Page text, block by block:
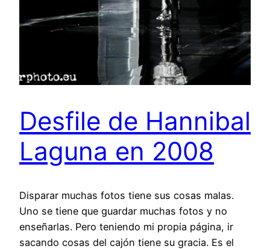
Desfile de Hannibal
Laguna en 2008
Disparar muchas fotos tiene sus cosas malas.
Uno se tiene que guardar muchas fotos y no
enseñarlas. Pero teniendo mi propia página, ir
sacando cosas del cajón tiene su gracia. Es el